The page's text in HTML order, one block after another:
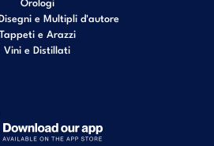
e Multipli d'autore
Tappeti e Arazzi
Vini e Distillati